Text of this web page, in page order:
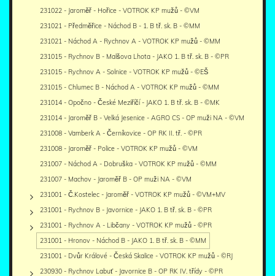
231022 - Jaroměř - Hořice - VOTROK KP mužů - ©VM
231021 - Předměřice - Náchod B - 1. B tř. sk. B - ©MM
231021 - Náchod A - Rychnov A - VOTROK KP mužů - ©MM
231015 - Rychnov B - Malšova Lhota - JAKO 1. B tř. sk. B - ©PR
231015 - Rychnov A - Solnice - VOTROK KP mužů - ©EŠ
231015 - Chlumec B - Náchod A - VOTROK KP mužů - ©MM
231014 - Opočno - České Meziříčí - JAKO 1. B tř. sk. B - ©MK
231014 - Jaroměř B - Velká Jesenice - AGRO CS - OP muži NA - ©VM
231008 - Vamberk A - Černíkovice - OP RK II. tř. - ©PR
231008 - Jaroměř - Police - VOTROK KP mužů - ©VM
231007 - Náchod A - Dobruška - VOTROK KP mužů - ©MM
231007 - Machov - Jaroměř B - OP muži NA - ©VM
231001 - Č.Kostelec - Jaroměř - VOTROK KP mužů - ©VM+MV
231001 - Rychnov B - Javornice - JAKO 1. B tř. sk. B - ©PR
231001 - Rychnov A - Libčany - VOTROK KP mužů - ©PR
231001 - Hronov - Náchod B - JAKO 1. B tř. sk. B - ©MM
231001 - Dvůr Králové - Česká Skalice - VOTROK KP mužů - ©RJ
230930 - Rychnov Labuť - Javornice B - OP RK IV. třídy - ©PR